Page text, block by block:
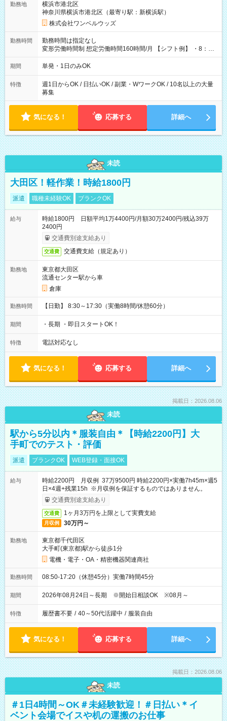
勤務地
横浜市港北区
神奈川県横浜市港北区（最寄り駅：新横浜駅）
株式会社ワンベルウッズ
勤務時間
勤務時間は指定なし
変形労働時間制 想定労働時間160時間/月 【シフト例】 ・8：00
～21：00
期間 単発・1日のみOK
特徴
週1日からOK / 日払いOK / 副業・WワークOK / 10名以上の大量
募集
気になる！ 応募する 詳細へ
未読
大田区！軽作業！時給1800円
派遣 職種未経験OK ブランクOK
給与
時給1800円 日額平均1万4400円/月額30万2400円/残込39万
2400円
交通費別途支給あり
交通費 交通費支給（規定あり）
勤務地
東京都大田区
流通センター駅から車
倉庫
勤務時間 【日勤】 8:30～17:30（実働8時間/休憩60分）
期間 ・長期 ・即日スタートOK！
特徴 電話対応なし
気になる！ 応募する 詳細へ
掲載日：2026.08.06
未読
駅から5分以内＊服装自由＊【時給2200円】大
手町でのテスト・評価
派遣 ブランクOK WEB登録・面接OK
給与
時給2200円 月収例 37万9500円 時給2200円×実働7h45m×週5
日×4週+残業15h ※月収例を保証するものではありません。
交通費別途支給あり
交通費 1ヶ月3万円を上限として実費支給
月収例 30万円～
勤務地
東京都千代田区
大手町(東京都)駅から徒歩1分
電機・電子・OA・精密機器関連商社
勤務時間 08:50-17:20（休憩45分）実働7時間45分
期間 2026年08月24日～長期 ※開始日相談OK ※08月～
特徴 履歴書不要 / 40～50代活躍中 / 服装自由
気になる！ 応募する 詳細へ
掲載日：2026.08.06
未読
＃1日4時間～OK＃未経験歓迎！＃日払い＊イ
ベント会場でイスや机の運搬のお仕事